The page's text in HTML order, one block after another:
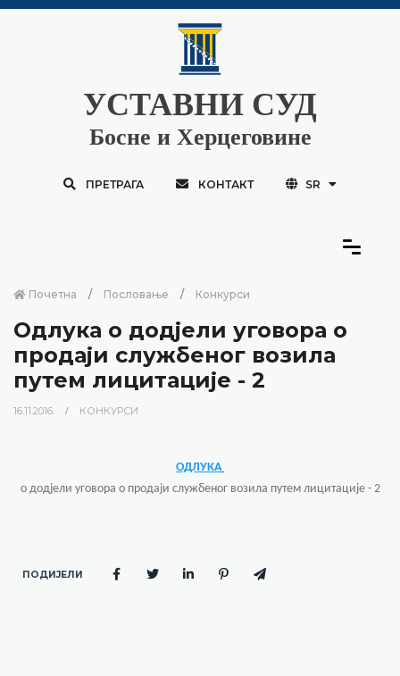
УСТАВНИ СУД
Босне и Херцеговине
ПРЕТРАГА КОНТАКТ SR
Почетна Пословање Конкурси
Одлука о додјели уговора о
продаји службеног возила
путем лицитације - 2
16.11.2016. КОНКУРСИ
ОДЛУКА
о додјели уговора о продаји службеног возила путем лицитације - 2
ПОДИЈЕЛИ